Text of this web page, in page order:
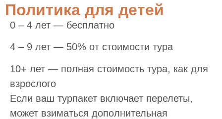
Политика для детей
0 – 4 лет — бесплатно
4 – 9 лет — 50% от стоимости тура
10+ лет — полная стоимость тура, как для
взрослого
Если ваш турпакет включает перелеты,
может взиматься дополнительная